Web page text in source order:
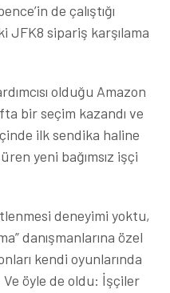
de çalıştığı
JFK8 sipariş karşılama
olduğu Amazon
bir seçim kazandı ve
ilk sendika haline
yeni bağımsız işçi
deneyimi yoktu,
danışmanlarına özel
kendi oyunlarında
Ve öyle de oldu: İşçiler